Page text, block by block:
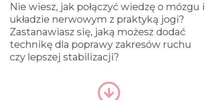
Nie wiesz, jak połączyć wiedzę o mózgu i
układzie nerwowym z praktyką jogi?
Zastanawiasz się, jaką możesz dodać
technikę dla poprawy zakresów ruchu
czy lepszej stabilizacji?